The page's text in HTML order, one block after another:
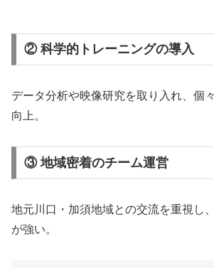
② 科学的トレーニングの導入
データ分析や映像研究を取り入れ、個
向上。
③ 地域密着のチーム運営
地元川口・加須地域との交流を重視し
が強い。